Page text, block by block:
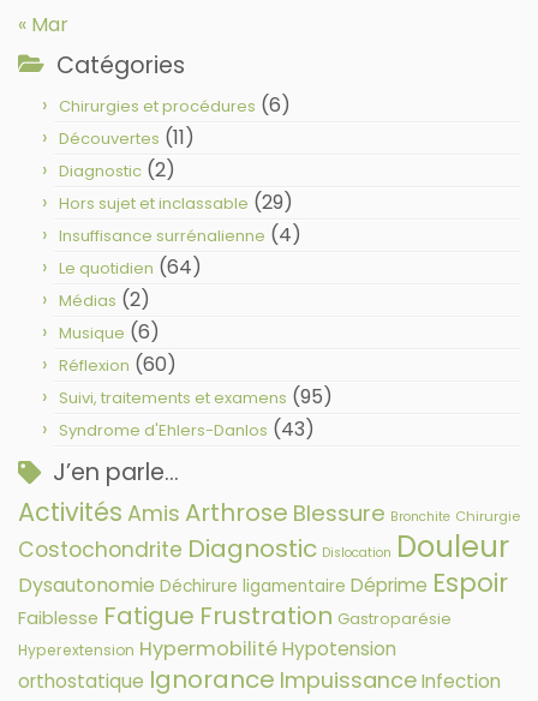
« Mar
Catégories
Chirurgies et procédures (6)
Découvertes (11)
Diagnostic (2)
Hors sujet et inclassable (29)
Insuffisance surrénalienne (4)
Le quotidien (64)
Médias (2)
Musique (6)
Réflexion (60)
Suivi, traitements et examens (95)
Syndrome d'Ehlers-Danlos (43)
J’en parle…
Activités Amis Arthrose Blessure Bronchite Chirurgie
Costochondrite Diagnostic Dislocation Douleur
Dysautonomie Déchirure ligamentaire Déprime Espoir
Faiblesse Fatigue Frustration Gastroparésie
Hyperextension HypermobilitéHypotension
orthostatique Ignorance ImpuissanceInfection